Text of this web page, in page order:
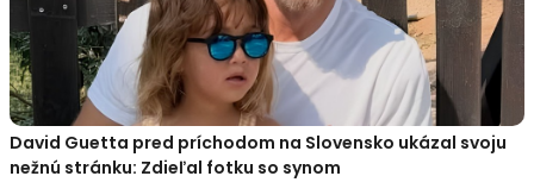
David Guetta pred príchodom na Slovensko ukázal svoju
nežnú stránku: Zdieľal fotku so synom